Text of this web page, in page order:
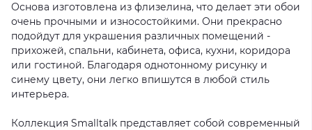
Основа изготовлена из флизелина, что делает эти обои
очень прочными и износостойкими. Они прекрасно
подойдут для украшения различных помещений -
прихожей, спальни, кабинета, офиса, кухни, коридора
или гостиной. Благодаря однотонному рисунку и
синему цвету, они легко впишутся в любой стиль
интерьера.
Коллекция Smalltalk представляет собой современный